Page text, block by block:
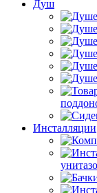
Душ
Инсталляции